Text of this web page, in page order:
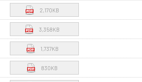
2,170KB
3,358KB
1,737KB
830KB